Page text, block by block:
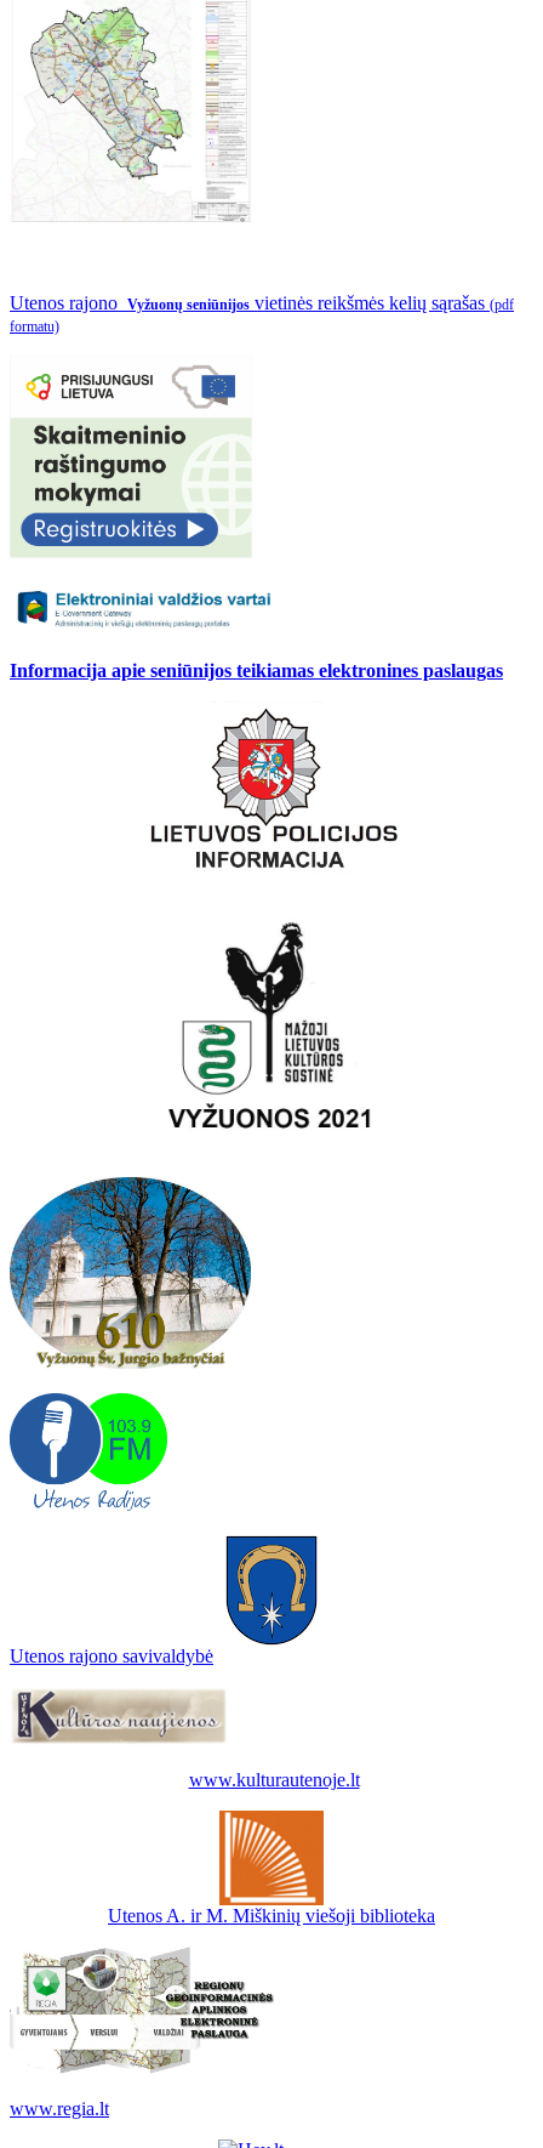
Utenos rajono Vyžuonų seniūnijos vietinės reikšmės kelių sąrašas (pdf
formatu)
Informacija apie seniūnijos teikiamas elektronines paslaugas
Utenos rajono savivaldybė
www.kulturautenoje.lt
Utenos A. ir M. Miškinių viešoji biblioteka
www.regia.lt